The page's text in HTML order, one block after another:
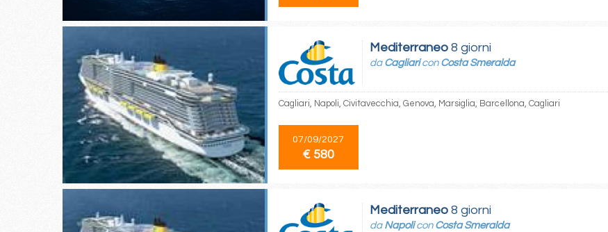
Mediterraneo 8 giorni
da Cagliaricon Costa Smeralda
Cagliari, Napoli, Civitavecchia, Genova, Marsiglia, Barcellona, Cagliari
07/09/2027
€ 580
Mediterraneo 8 giorni
da Napolicon Costa Smeralda